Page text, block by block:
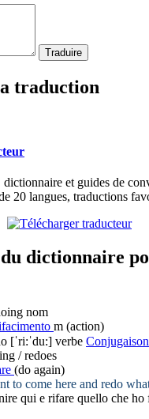
traduction
dictionnaire et guides de
20 langues, traductions
dictionnaire
nom
m (action)
[ˈri:ˈdu:] verbe Conjugaison
/ redoes
(do again)
to come here and redo
qui e rifare quello che ho